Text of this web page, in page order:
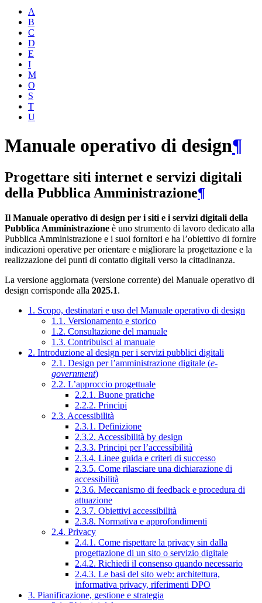
A
B
C
D
E
I
M
O
S
T
U
Manuale operativo di design¶
Progettare siti internet e servizi digitali
della Pubblica Amministrazione¶
Il Manuale operativo di design per i siti e i servizi digitali della
Pubblica Amministrazione è uno strumento di lavoro dedicato alla
Pubblica Amministrazione e i suoi fornitori e ha l’obiettivo di fornire
indicazioni operative per orientare e migliorare la progettazione e la
realizzazione dei punti di contatto digitali verso la cittadinanza.
La versione aggiornata (versione corrente) del Manuale operativo di
design corrisponde alla 2025.1.
1. Scopo, destinatari e uso del Manuale operativo di design
1.1. Versionamento e storico
1.2. Consultazione del manuale
1.3. Contribuisci al manuale
2. Introduzione al design per i servizi pubblici digitali
2.1. Design per l’amministrazione digitale (e-
government)
2.2. L’approccio progettuale
2.2.1. Buone pratiche
2.2.2. Principi
2.3. Accessibilità
2.3.1. Definizione
2.3.2. Accessibilità by design
2.3.3. Principi per l’accessibilità
2.3.4. Linee guida e criteri di successo
2.3.5. Come rilasciare una dichiarazione di
accessibilità
2.3.6. Meccanismo di feedback e procedura di
attuazione
2.3.7. Obiettivi accessibilità
2.3.8. Normativa e approfondimenti
2.4. Privacy
2.4.1. Come rispettare la privacy sin dalla
progettazione di un sito o servizio digitale
2.4.2. Richiedi il consenso quando necessario
2.4.3. Le basi del sito web: architettura,
informativa privacy, riferimenti DPO
3. Pianificazione, gestione e strategia